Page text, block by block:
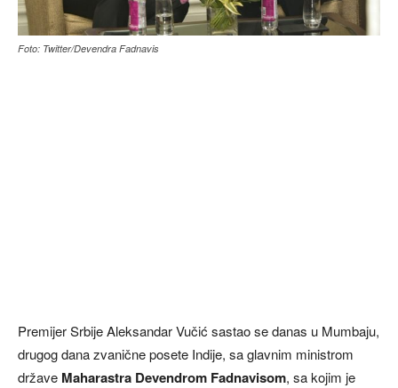
Foto: Twitter/Devendra Fadnavis
Premijer Srbije Aleksandar Vučić sastao se danas u Mumbaju,
drugog dana zvanične posete Indije, sa glavnim ministrom
države Maharastra Devendrom Fadnavisom, sa kojim je